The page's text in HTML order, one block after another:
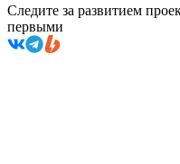
Следите за развитием
первыми